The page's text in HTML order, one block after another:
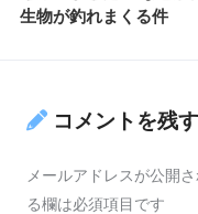
生物が釣れまくる件
コメントを残す
メールアドレスが公開
る欄は必須項目です